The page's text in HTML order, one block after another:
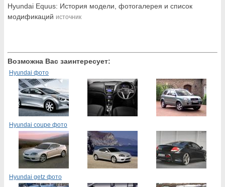
Hyundai Equus: История модели, фотогалерея и список
модификаций источник
Возможна Вас заинтересует:
Hyundai фото
Hyundai coupe фото
Hyundai getz фото